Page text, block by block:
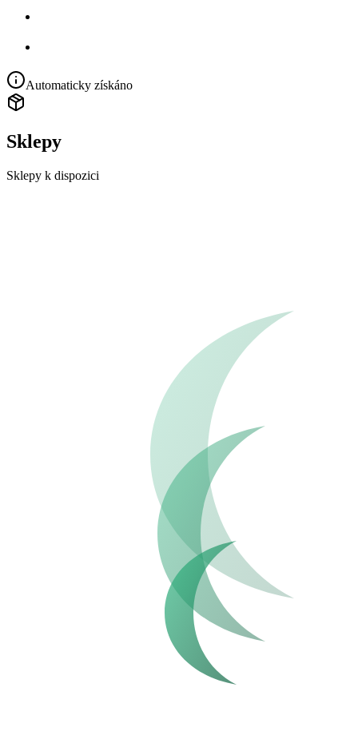
Automaticky získáno
Sklepy
Sklepy k dispozici